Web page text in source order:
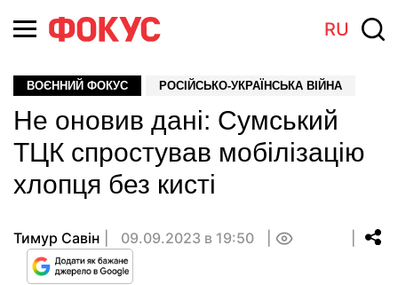
RU
ВОЄННИЙ ФОКУС РОСІЙСЬКО-УКРАЇНСЬКА ВІЙНА
Не оновив дані: Сумський
ТЦК спростував мобілізацію
хлопця без кисті
Тимур Савін 09.09.2023 в 19:50